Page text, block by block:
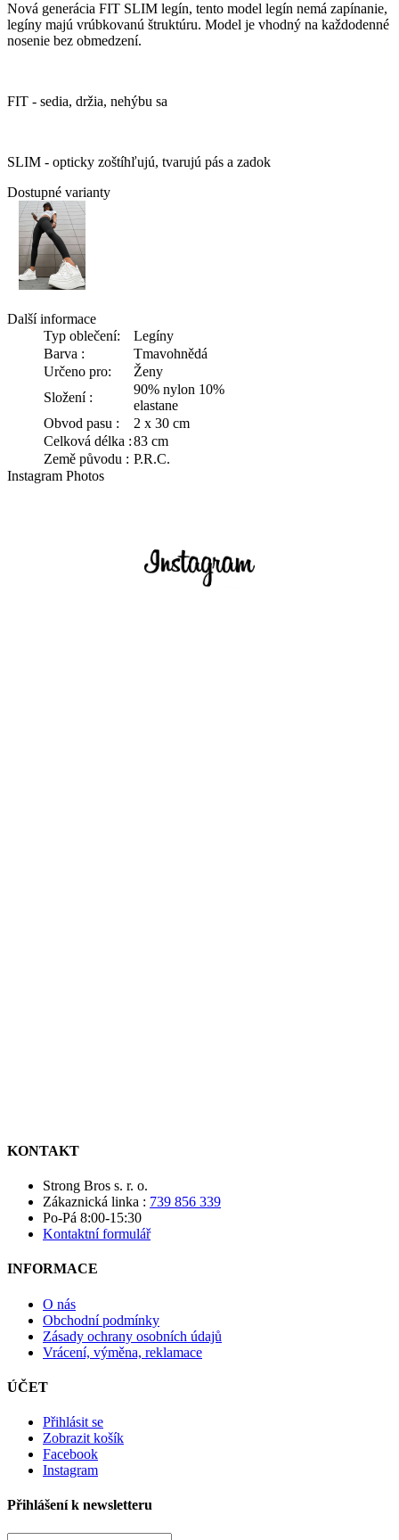
Nová generácia FIT SLIM legín, tento model legín nemá zapínanie,
legíny majú vrúbkovanú štruktúru. Model je vhodný na každodenné
nosenie bez obmedzení.
FIT - sedia, držia, nehýbu sa
SLIM - opticky zoštíhľujú, tvarujú pás a zadok
Dostupné varianty
Další informace
Typ oblečení:
Legíny
Barva :
Tmavohnědá
Určeno pro:
Ženy
Složení :
90% nylon 10%
elastane
Obvod pasu :
2 x 30 cm
Celková délka :83 cm
Země původu : P.R.C.
Instagram Photos
KONTAKT
Strong Bros s. r. o.
Zákaznická linka : 739 856 339
Po-Pá 8:00-15:30
Kontaktní formulář
INFORMACE
O nás
Obchodní podmínky
Zásady ochrany osobních údajů
Vrácení, výměna, reklamace
ÚČET
Přihlásit se
Zobrazit košík
Facebook
Instagram
Přihlášení k newsletteru